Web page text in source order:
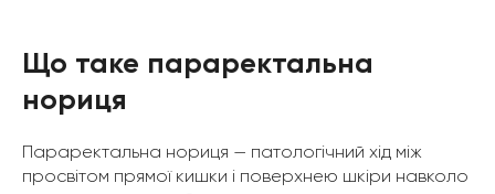
Що таке параректальна
нориця
Параректальна нориця — патологічний хід між
просвітом прямої кишки і поверхнею шкіри навколо